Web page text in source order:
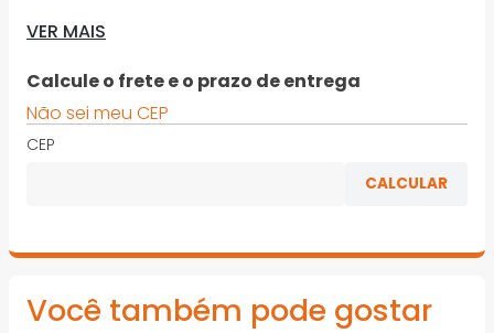
· Indicado para filtrar o ar retirando a umidade e as
impurezas e regular a pressão em redes de ar
*Imagens meramente ilustrativas
VER MAIS
Calcule o frete e o prazo de entrega
Não sei meu CEP
CEP
Você também pode gostar